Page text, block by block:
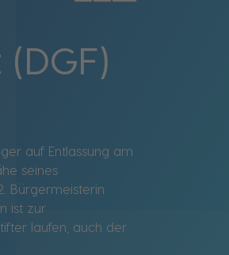
auf Entlassung am
seines
Bürgermeisterin
ist zur
laufen, auch der